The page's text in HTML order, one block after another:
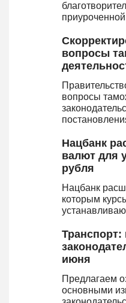
вопросы
вопросы
Нацбанк
валют для
рубля
Нацбанк
которым
Транспорт:
июня
Предлагаем
основными